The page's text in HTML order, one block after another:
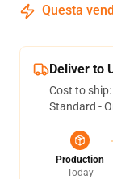
Questa
Deliver to
Cost to ship:
Standard -
Production
Today